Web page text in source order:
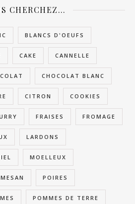
CHERCHEZ…
BLANCS D'OEUFS
CAKE CANNELLE
CHOCOLAT BLANC
CITRON COOKIES
FRAISES FROMAGE
LARDONS
MOELLEUX
POIRES
POMMES DE TERRE